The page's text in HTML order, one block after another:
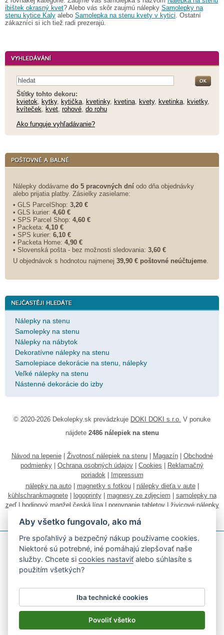
ibištek okrasný kvet? Alebo vás skôr zaujmú nálepky Samolepky na
stenu kytice Kaly alebo Samolepka na stenu kvety v kytici. Ostatní
zákazníci si ich tiež radi prezerajú.
Štítky tohto dekoru:
kvietok, kytky, kytička, kvetinky, kvetina, kvety, kvetinka, kvietky,
kvíteček, kvet, rohové, do rohu
Ako funguje vyhľadávanie?
Nálepky dodávame do 5 pracovných dní odo dňa objednávky
alebo prijatia platby. Zásielky zasielame:
• GLS ParcelShop: 3,20 €
• GLS kurier: 4,60 €
• SPS Parcel Shop: 4,60 €
• Packeta: 4,10 €
• SPS kurier: 6,10 €
• Packeta Home: 4,90 €
• Slovenská pošta - bez možnosti sledovania: 3,60 €
U objednávok s hodnotou najmenej 39,90 € poštovné neúčtujeme.
Nálepky na stenu
Samolepky na stenu
Nálepky na nábytok
Dekoratívne nálepky na stenu
Samolepiace dekorácie na stenu, nálepky
Veľké nálepky na stenu
Nástenné dekorácie do izby
© 2020-2026 Dekolepky.sk prevádzkuje DOKI DOKI s.r.o. V ponuke
nájdete 2486 nálepiek na stenu
Návod na lepenie| Životnosť nálepiek na stenu| Magazín| Obchodné
podmienky
Ochrana osobných údajov Cookies
Reklamačný
poriadok|
Impressum
nálepky na auto| magnetky s fotkou| nálepky dieťa v aute|
kühlschrankmagnete| logoprinty| magnesy ze zdjęciem
samolepky na
zeď| hodinový manžel česká lípa| porovnanie tabletov| živicové nálepky
Podľa zákona o evidencii tržieb je predávajúci povinný vystaviť
kupujúcemu účtenku.
Zároveň je povinný zaevidovať prijatú tržbu u správcu dane on-line; v
Aby všetko fungovalo, ako má
Pre spoľahlivý a bezpečný nákup používame cookies.
Niektoré sú potrebné, iné pomáhajú zlepšovať naše
služby. Chcete sicookies nastaviť alebo súhlasíte s
použitím všetkých?
Iba technické cookies
Povoliť všetko